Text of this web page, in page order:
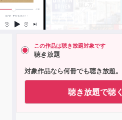
この作品は聴き放題対象です
聴き放題
対象作品なら何冊でも聴き放題。
聴き放題で聴く